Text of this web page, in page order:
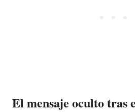
El mensaje oculto tras